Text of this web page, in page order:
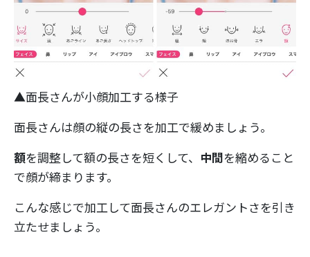
▲面長さんが小顔加工する様子
面長さんは顔の縦の長さを加工で緩めましょう。
額を調整して額の長さを短くして、 中間を縮めること
で顔が締まります。
こんな感じで加工して面長さんのエレガントさを引き
立たせましょう。